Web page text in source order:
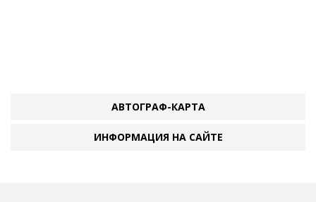
АВТОГРАФ-КАРТА
ИНФОРМАЦИЯ НА САЙТЕ